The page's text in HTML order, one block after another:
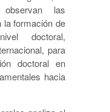
las
la formación de
doctoral,
para
doctoral en
hacia